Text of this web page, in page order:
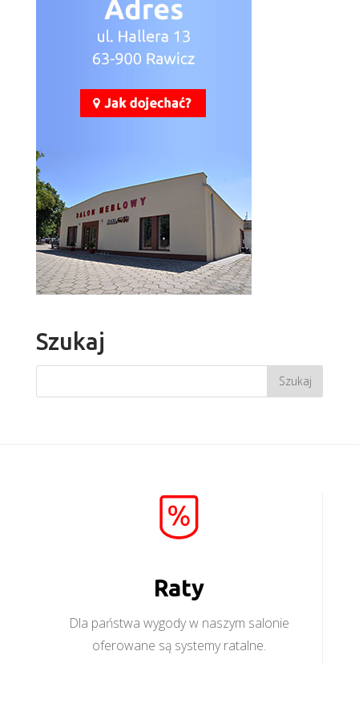
Szukaj
Raty
Dla państwa wygody w naszym salonie
oferowane są systemy ratalne.